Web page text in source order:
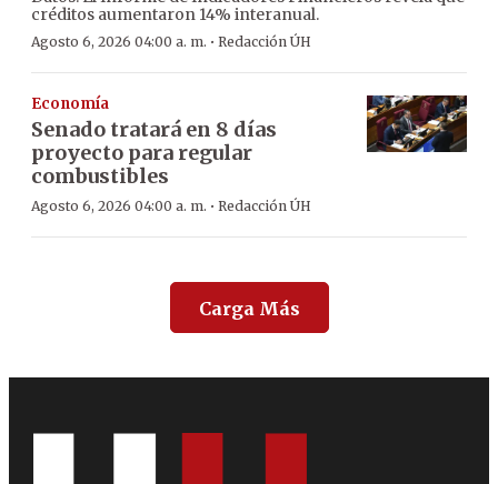
créditos aumentaron 14% interanual.
Agosto 6, 2026 04:00 a. m. · Redacción ÚH
Economía
Senado tratará en 8 días
proyecto para regular
combustibles
Agosto 6, 2026 04:00 a. m. · Redacción ÚH
Carga Más